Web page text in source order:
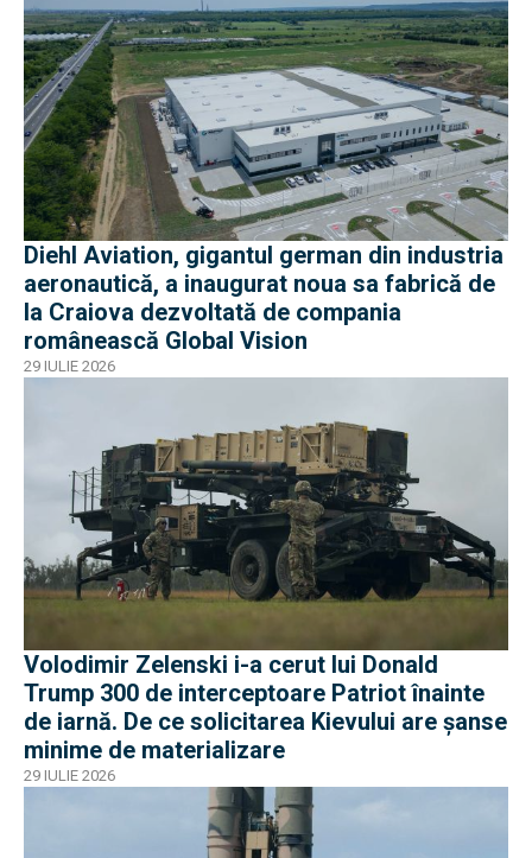
Diehl Aviation, gigantul german din industria
aeronautică, a inaugurat noua sa fabrică de
la Craiova dezvoltată de compania
românească Global Vision
29 IULIE 2026
Volodimir Zelenski i-a cerut lui Donald
Trump 300 de interceptoare Patriot înainte
de iarnă. De ce solicitarea Kievului are șanse
minime de materializare
29 IULIE 2026